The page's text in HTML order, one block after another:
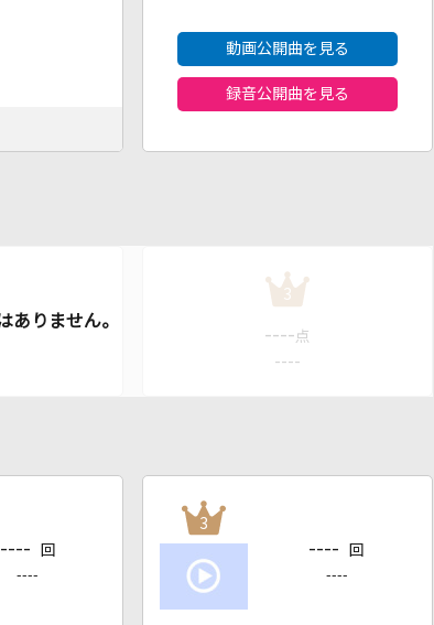
動画公開曲を見る
録音公開曲を見る
3
---- 点
----
---- 回
----
3
---- 回
----